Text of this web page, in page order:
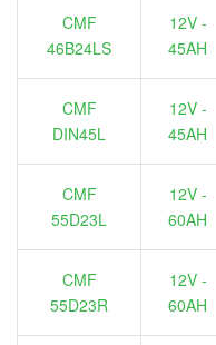
CMF
46B24LS
12V -
45AH
CMF
DIN45L
12V -
45AH
CMF
55D23L
12V -
60AH
CMF
55D23R
12V -
60AH